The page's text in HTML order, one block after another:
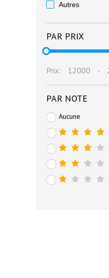
Autres
PAR PRIX
Prix: 12000 -
PAR NOTE
Aucune